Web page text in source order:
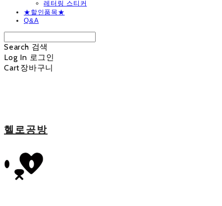
레터링 스티커
★할인품목★
Q&A
Search 검색
Log In 로그인
Cart장바구니
헬로공방